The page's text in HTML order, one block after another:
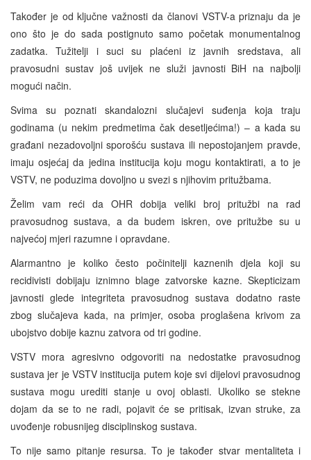
Također je od ključne važnosti da članovi VSTV-a priznaju da je
ono što je do sada postignuto samo početak monumentalnog
zadatka. Tužitelji i suci su plaćeni iz javnih sredstava, ali
pravosudni sustav još uvijek ne služi javnosti BiH na najbolji
mogući način.
Svima su poznati skandalozni slučajevi suđenja koja traju
godinama (u nekim predmetima čak desetljećima!) – a kada su
građani nezadovoljni sporošću sustava ili nepostojanjem pravde,
imaju osjećaj da jedina institucija koju mogu kontaktirati, a to je
VSTV, ne poduzima dovoljno u svezi s njihovim pritužbama.
Želim vam reći da OHR dobija veliki broj pritužbi na rad
pravosudnog sustava, a da budem iskren, ove pritužbe su u
najvećoj mjeri razumne i opravdane.
Alarmantno je koliko često počinitelji kaznenih djela koji su
recidivisti dobijaju iznimno blage zatvorske kazne. Skepticizam
javnosti glede integriteta pravosudnog sustava dodatno raste
zbog slučajeva kada, na primjer, osoba proglašena krivom za
ubojstvo dobije kaznu zatvora od tri godine.
VSTV mora agresivno odgovoriti na nedostatke pravosudnog
sustava jer je VSTV institucija putem koje svi dijelovi pravosudnog
sustava mogu urediti stanje u ovoj oblasti. Ukoliko se stekne
dojam da se to ne radi, pojavit će se pritisak, izvan struke, za
uvođenje robusnijeg disciplinskog sustava.
To nije samo pitanje resursa. To je također stvar mentaliteta i